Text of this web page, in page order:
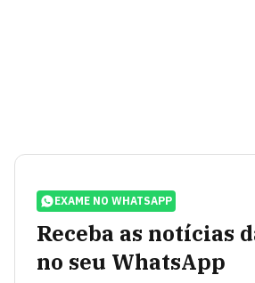
EXAME NO WHATSAPP
Receba as notícias
no seu WhatsApp